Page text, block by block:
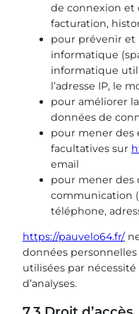
de connexion et
facturation,
pour prévenir et
informatique
informatique
l’adresse IP, le
pour améliorer
données de
pour mener des
facultatives sur
email
pour mener des
communication
téléphone,
https://pauvelo64.fr/
données
utilisées par
d’analyses.